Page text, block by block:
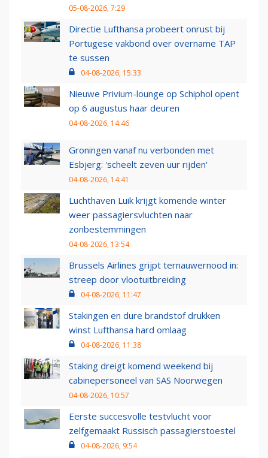
05-08-2026, 7:29
Directie Lufthansa probeert onrust bij
Portugese vakbond over overname TAP
te sussen
04-08-2026, 15:33
Nieuwe Privium-lounge op Schiphol opent
op 6 augustus haar deuren
04-08-2026, 14:46
Groningen vanaf nu verbonden met
Esbjerg: 'scheelt zeven uur rijden'
04-08-2026, 14:41
Luchthaven Luik krijgt komende winter
weer passagiersvluchten naar
zonbestemmingen
04-08-2026, 13:54
Brussels Airlines grijpt ternauwernood in:
streep door vlootuitbreiding
04-08-2026, 11:47
Stakingen en dure brandstof drukken
winst Lufthansa hard omlaag
04-08-2026, 11:38
Staking dreigt komend weekend bij
cabinepersoneel van SAS Noorwegen
04-08-2026, 10:57
Eerste succesvolle testvlucht voor
zelfgemaakt Russisch passagierstoestel
04-08-2026, 9:54